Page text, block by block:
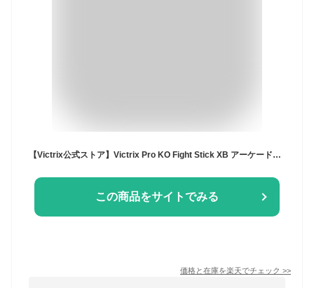
この商品をサイトでみる
価格と在庫を楽天でチェック >>